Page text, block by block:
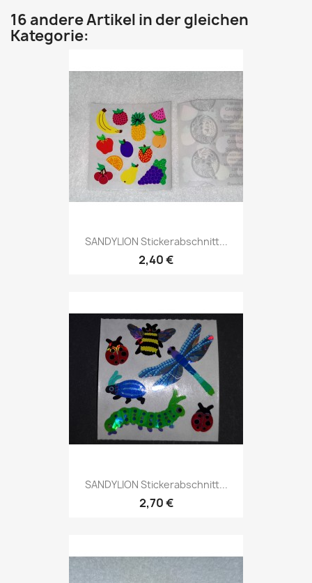
16 andere Artikel in der gleichen
Kategorie:
SANDYLION Stickerabschnitt...
2,40 €
SANDYLION Stickerabschnitt...
2,70 €